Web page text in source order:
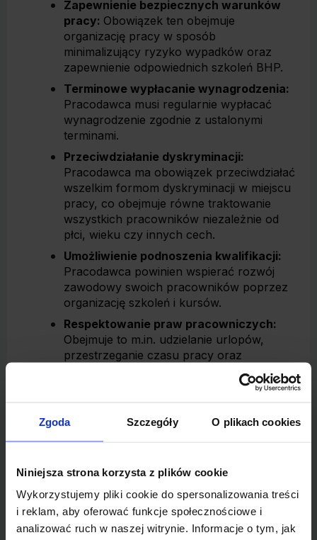
Zgoda Szczegóły O plikach cookies
Niniejsza strona korzysta z plików cookie
Wykorzystujemy pliki cookie do spersonalizowania treści
i reklam, aby oferować funkcje społecznościowe i
analizować ruch w naszej witrynie. Informacje o tym, jak
Zapewnienie bezpiecznych warunków
pracy: Obowiązek ten obejmuje
organizację pracy w sposób
minimalizujący ryzyko wypadków oraz
zapewnienie odpowiednich szkoleń BHP.
Terminowe wypłacanie wynagrodzenia:
Pracodawca musi regularnie wypłacać
wynagrodzenie zgodnie z ustalonymi
terminami.
Przeciwdziałanie dyskryminacji:
Pracodawca ma obowiązek przeciwdziałać
wszelkim formom dyskryminacji w miejscu
pracy, co obejmuje równe traktowanie
wszystkich pracowników niezależnie od
płci, wieku czy innych cech.
Umożliwienie podnoszenia kwalifikacji:
Pracodawca powinien wspierać rozwój
zawodowy swoich pracowników poprzez
organizację szkoleń i kursów.
Respektowanie praw pracowniczych:
Obejmuje to m.in. udzielanie urlopów,
przestrzeganie czasu pracy oraz
odpowiednie reagowanie na wnioski
dotyczące zmian warunków zatrudnienia.
Prawa i obowiązki pracownika
także prawa i obowiązki pracownika
zatrudnionego na podstawie umowy o pracę.
Najważniejsze obowiązki pracownika to:
Sumienne wykonywanie pracy: